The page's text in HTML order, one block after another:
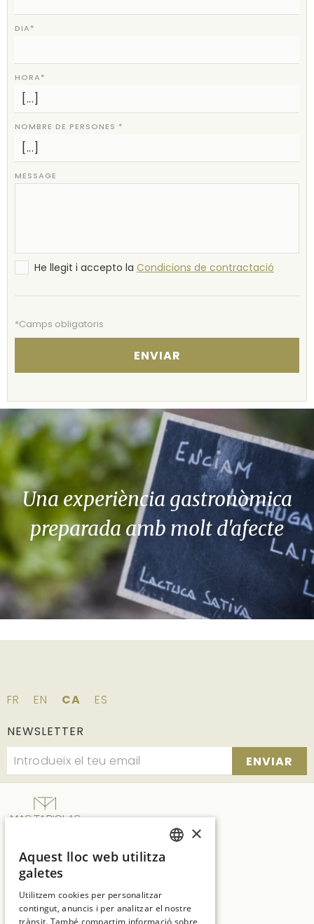
DIA*
HORA*
NOMBRE DE PERSONES *
MESSAGE
He llegit i accepto la Condicions de contractació
*Camps obligatoris
ENVIAR
Una experiència gastronòmica
preparada amb molt d'afecte
FR EN CA
ES
NEWSLETTER
ENVIAR
Ctra. C65 Km.7, vecindario de Solius, s/n
17246 Girona
+34 972 837 017
CATALAN
×
Aquest lloc web utilitza
galetes
Utilitzem cookies per personalitzar
contingut, anuncis i per analitzar el nostre
trànsit. També compartim informació sobre